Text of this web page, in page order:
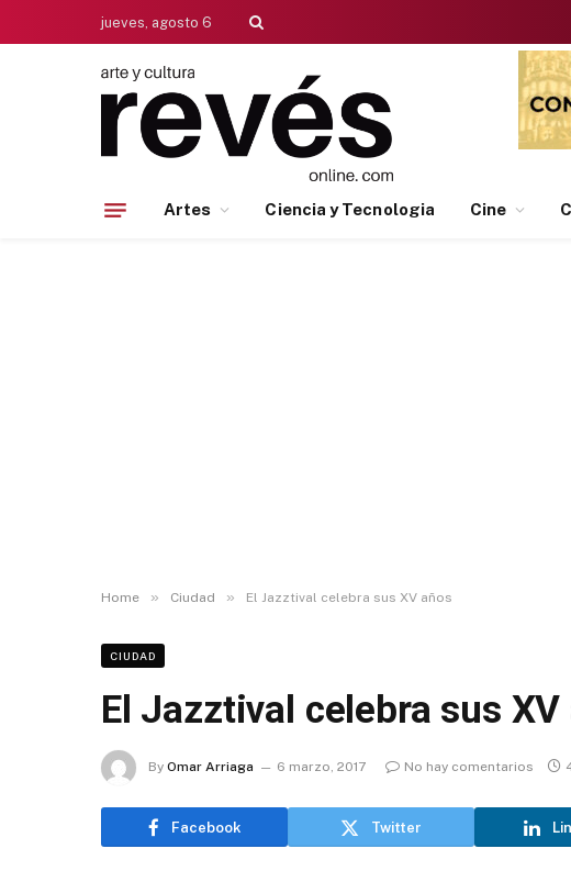
jueves, agosto 6
Artes Ciencia y Tecnologia Cine
Home » Ciudad » El Jazztival celebra sus XV años
CIUDAD
El Jazztival celebra sus XV
By Omar Arriaga 6 marzo, 2017 No hay comentarios
Facebook Twitter